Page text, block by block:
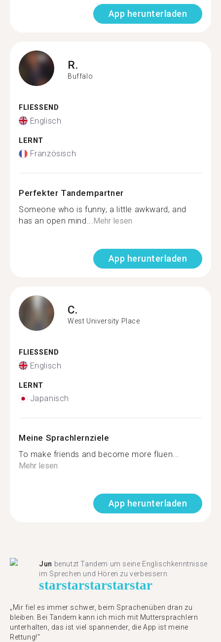
App herunterladen
R.
Buffalo
FLIESSEND
Englisch
LERNT
Französisch
Perfekter Tandempartner
Someone who is funny, a little awkward, and
has an open mind...Mehr lesen
App herunterladen
C.
West University Place
FLIESSEND
Englisch
LERNT
Japanisch
Meine Sprachlernziele
To make friends and become more fluen...
Mehr lesen
App herunterladen
Jun benutzt Tandem um seine Englischkenntnisse
im Sprechen und Hören zu verbessern.
starstarstarstarstar
„Mir fiel es immer schwer, beim Sprachenüben dran zu
bleiben. Bei Tandem kann ich mich mit Muttersprachlern
unterhalten, das ist viel spannender, die App ist meine
Rettung!"